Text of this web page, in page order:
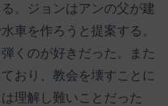
。ジョンはアンの父が建
車を作ろうと提案する。
くのが好きだった。また
おり、教会を壊すことに
理解し難いことだった